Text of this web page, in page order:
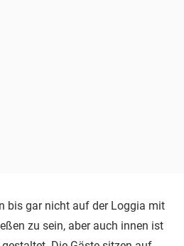
bis gar nicht auf der Loggia mit
zu sein, aber auch innen ist